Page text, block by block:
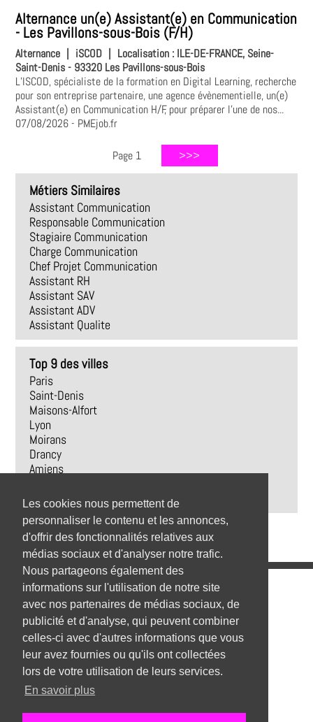
Les cookies nous permettent de
personnaliser le contenu et les annonces,
d'offrir des fonctionnalités relatives aux
médias sociaux et d'analyser notre trafic.
Nous partageons également des
informations sur l'utilisation de notre site
avec nos partenaires de médias sociaux, de
publicité et d'analyse, qui peuvent combiner
celles-ci avec d'autres informations que vous
leur avez fournies ou qu'ils ont collectées
lors de votre utilisation de leurs services.
En savoir plus
Alternance un(e) Assistant(e) en Communication
- Les Pavillons-sous-Bois (F/H)
Alternance iSCOD Localisation : ILE-DE-FRANCE, Seine-
Saint-Denis - 93320 Les Pavillons-sous-Bois
L’ISCOD, spécialiste de la formation en Digital Learning, recherche
pour son entreprise partenaire, une agence évènementielle, un(e)
Assistant(e) en Communication H/F, pour préparer l’une de nos...
07/08/2026- PMEjob.fr
Page 1
Métiers Similaires
Assistant Communication
Responsable Communication
Stagiaire Communication
Charge Communication
Chef Projet Communication
Assistant RH
Assistant SAV
Assistant ADV
Assistant Qualite
Top 9 des villes
Paris
Saint-Denis
Maisons-Alfort
Lyon
Moirans
Drancy
Amiens
Puget-sur-Argens
Emplois
Emplois par secteur
Emplois par ville
Emplois par entreprise